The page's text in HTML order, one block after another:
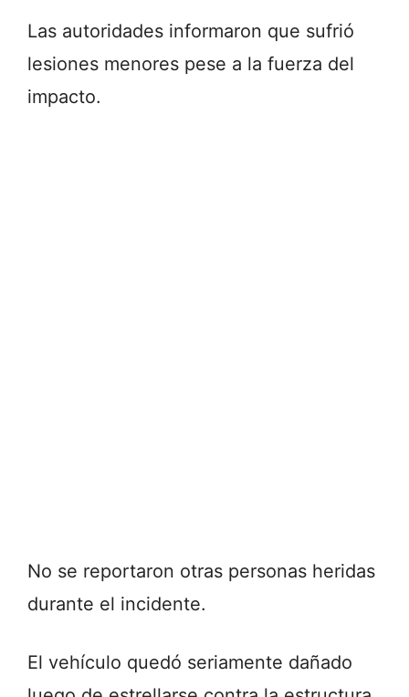
Las autoridades informaron que sufrió
lesiones menores pese a la fuerza del
impacto.
No se reportaron otras personas heridas
durante el incidente.
El vehículo quedó seriamente dañado